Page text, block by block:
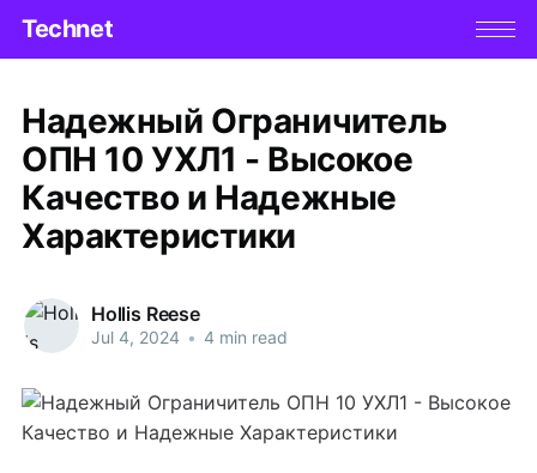
Technet
Надежный Ограничитель
ОПН 10 УХЛ1 - Высокое
Качество и Надежные
Характеристики
Hollis Reese
Jul 4, 2024 • 4 min read